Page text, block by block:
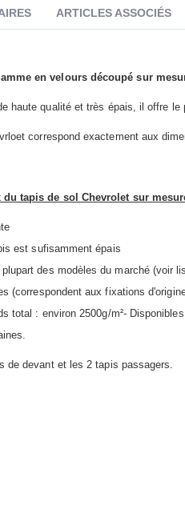
en velours découpé sur
haute qualité et très épais, il offre
correspond exactement aux
tapis de sol Chevrolet sur
est sufisamment épais
des modèles du marché (voir
(correspondent aux fixations
total : environ 2500g/m²-
de devant et les 2 tapis passagers.
ARTICLES ASSOCIÉS